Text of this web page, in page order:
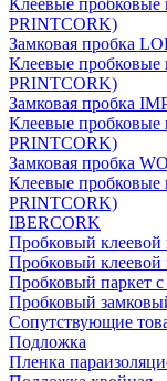
Клеевые
PRINTCORK)
Замковая пробка
Клеевые
PRINTCORK)
Замковая пробка
Клеевые
PRINTCORK)
Замковая пробка
Клеевые
PRINTCORK)
IBERCORK
Пробковый клеевой
Пробковый клеевой
Пробковый паркет
Пробковый
Сопутствующие
Подложка
Пленка